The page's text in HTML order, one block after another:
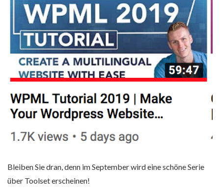
Bleiben Sie dran, denn im September wird eine schöne Serie
über Toolset erscheinen!